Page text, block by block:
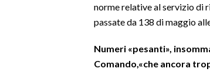
norme relative al servizio di
passate da 138 di maggio
Numeri «pesanti»,
Comando,«che ancora